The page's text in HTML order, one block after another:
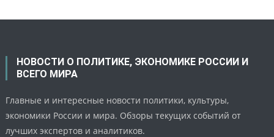
НОВОСТИ О ПОЛИТИКЕ, ЭКОНОМИКЕ РОССИИ И
ВСЕГО МИРА
Главные и интересные новости политики, культуры,
экономики России и мира. Обзоры текущих событий от
лучших экспертов и аналитиков.